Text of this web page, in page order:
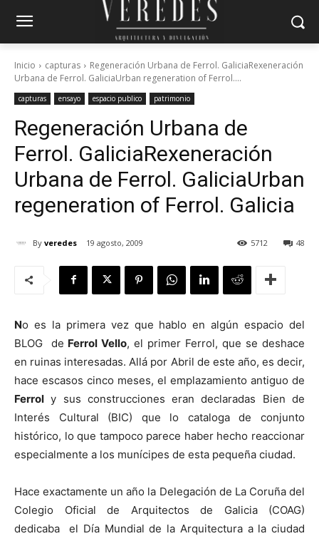
Inicio capturas
Regeneración Urbana de Ferrol. GaliciaRexeneración
Urbana de Ferrol. GaliciaUrban regeneration of Ferrol....
capturas ensayo espacio publico patrimonio
Regeneración Urbana de
Ferrol. GaliciaRexeneración
Urbana de Ferrol. GaliciaUrban
regeneration of Ferrol. Galicia
By veredes 19 agosto, 2009 48
5712
No es la primera vez que hablo en algún espacio del
BLOG de Ferrol Vello, el primer Ferrol, que se deshace
en ruinas interesadas. Allá por Abril de este año, es decir,
hace escasos cinco meses, el emplazamiento antiguo de
Ferrol y sus construcciones eran declaradas Bien de
Interés Cultural (BIC) que lo cataloga de conjunto
histórico, lo que tampoco parece haber hecho reaccionar
especialmente a los munícipes de esta pequeña ciudad.
Hace exactamente un año la Delegación de La Coruña del
Colegio Oficial de Arquitectos de Galicia (COAG)
dedicaba el Día Mundial de la Arquitectura a la ciudad